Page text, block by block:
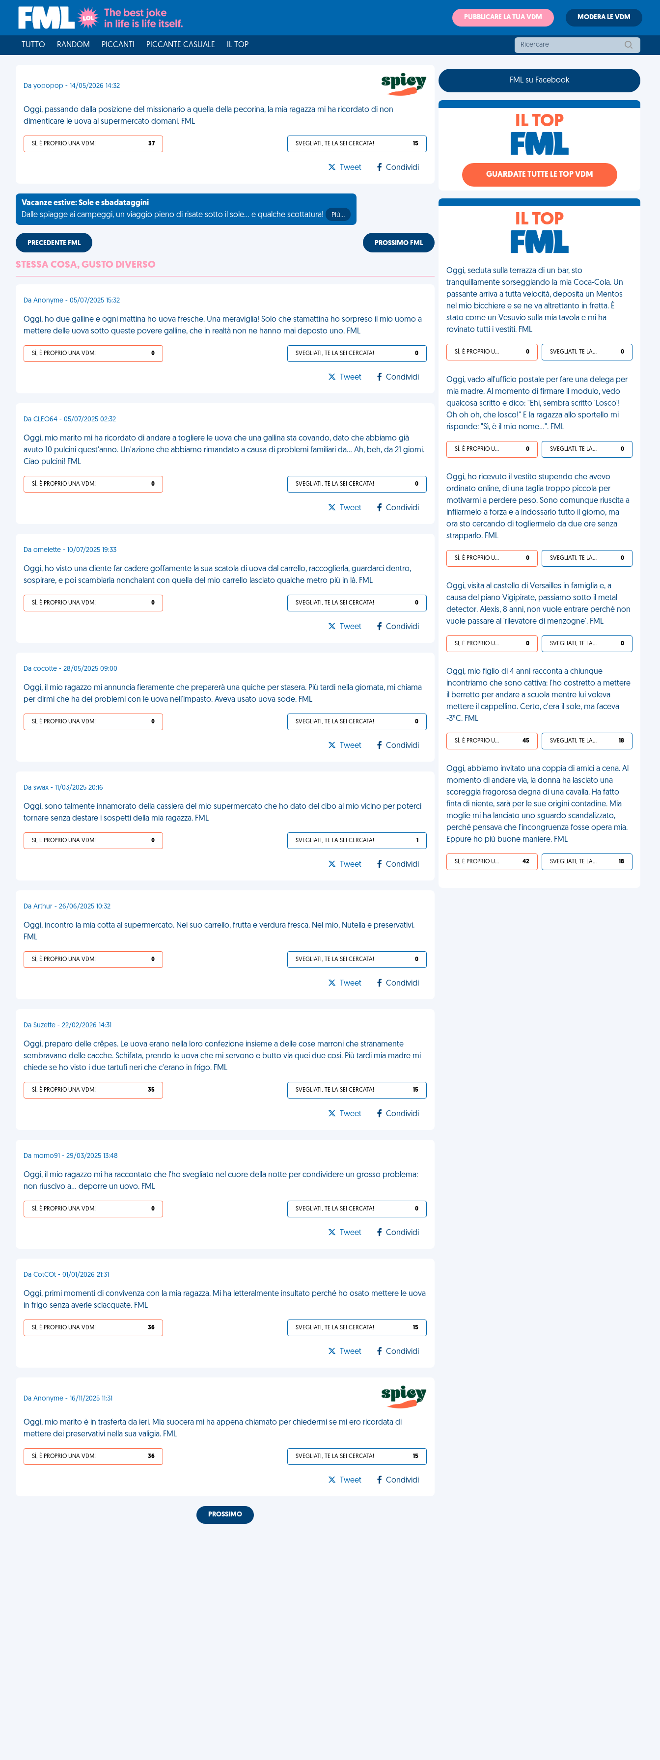
PUBBLICARE LA TUA VDM MODERA LE VDM
TUTTO RANDOM PICCANTI PICCANTE CASUALE IL TOP
Da yopopop - 14/05/2026 14:32
Oggi, passando dalla posizione del missionario a quella della pecorina, la mia ragazza mi ha ricordato di non
dimenticare le uova al supermercato domani. FML
SÌ, È PROPRIO UNA VDM! 37 SVEGLIATI, TE LA SEI CERCATA! 15
Tweet Condividi
Vacanze estive: Sole e sbadataggini
Dalle spiagge ai campeggi, un viaggio pieno di risate sotto il sole... e qualche scottatura!
Più…
PRECEDENTE FML PROSSIMO FML
STESSA COSA, GUSTO DIVERSO
Da Anonyme - 05/07/2025 15:32
Oggi, ho due galline e ogni mattina ho uova fresche. Una meraviglia! Solo che stamattina ho sorpreso il mio uomo a
mettere delle uova sotto queste povere galline, che in realtà non ne hanno mai deposto uno. FML
SÌ, È PROPRIO UNA VDM! 0 SVEGLIATI, TE LA SEI CERCATA! 0
Tweet Condividi
Da CLEO64 - 05/07/2025 02:32
Oggi, mio marito mi ha ricordato di andare a togliere le uova che una gallina sta covando, dato che abbiamo già
avuto 10 pulcini quest'anno. Un'azione che abbiamo rimandato a causa di problemi familiari da... Ah, beh, da 21 giorni.
Ciao pulcini! FML
SÌ, È PROPRIO UNA VDM! 0 SVEGLIATI, TE LA SEI CERCATA! 0
Tweet Condividi
Da omelette - 10/07/2025 19:33
Oggi, ho visto una cliente far cadere goffamente la sua scatola di uova dal carrello, raccoglierla, guardarci dentro,
sospirare, e poi scambiarla nonchalant con quella del mio carrello lasciato qualche metro più in là. FML
SÌ, È PROPRIO UNA VDM! 0 SVEGLIATI, TE LA SEI CERCATA! 0
Tweet Condividi
Da cocotte - 28/05/2025 09:00
Oggi, il mio ragazzo mi annuncia fieramente che preparerà una quiche per stasera. Più tardi nella giornata, mi chiama
per dirmi che ha dei problemi con le uova nell'impasto. Aveva usato uova sode. FML
SÌ, È PROPRIO UNA VDM! 0 SVEGLIATI, TE LA SEI CERCATA! 0
Tweet Condividi
Da swax - 11/03/2025 20:16
Oggi, sono talmente innamorato della cassiera del mio supermercato che ho dato del cibo al mio vicino per poterci
tornare senza destare i sospetti della mia ragazza. FML
SÌ, È PROPRIO UNA VDM! 0 SVEGLIATI, TE LA SEI CERCATA! 1
Tweet Condividi
Da Arthur - 26/06/2025 10:32
Oggi, incontro la mia cotta al supermercato. Nel suo carrello, frutta e verdura fresca. Nel mio, Nutella e preservativi.
FML
SÌ, È PROPRIO UNA VDM! 0 SVEGLIATI, TE LA SEI CERCATA! 0
Tweet Condividi
Da Suzette - 22/02/2026 14:31
Oggi, preparo delle crêpes. Le uova erano nella loro confezione insieme a delle cose marroni che stranamente
sembravano delle cacche. Schifata, prendo le uova che mi servono e butto via quei due cosi. Più tardi mia madre mi
chiede se ho visto i due tartufi neri che c'erano in frigo. FML
SÌ, È PROPRIO UNA VDM! 35 SVEGLIATI, TE LA SEI CERCATA! 15
Tweet Condividi
Da momo91 - 29/03/2025 13:48
Oggi, il mio ragazzo mi ha raccontato che l'ho svegliato nel cuore della notte per condividere un grosso problema:
non riuscivo a... deporre un uovo. FML
SÌ, È PROPRIO UNA VDM! 0 SVEGLIATI, TE LA SEI CERCATA! 0
Tweet Condividi
Da CotCOt - 01/01/2026 21:31
Oggi, primi momenti di convivenza con la mia ragazza. Mi ha letteralmente insultato perché ho osato mettere le uova
in frigo senza averle sciacquate. FML
SÌ, È PROPRIO UNA VDM! 36 SVEGLIATI, TE LA SEI CERCATA! 15
Tweet Condividi
Da Anonyme - 16/11/2025 11:31
Oggi, mio marito è in trasferta da ieri. Mia suocera mi ha appena chiamato per chiedermi se mi ero ricordata di
mettere dei preservativi nella sua valigia. FML
SÌ, È PROPRIO UNA VDM! 36 SVEGLIATI, TE LA SEI CERCATA! 15
Tweet Condividi
PROSSIMO
FML su Facebook
IL TOP
GUARDATE TUTTE LE TOP VDM
IL TOP
Oggi, seduta sulla terrazza di un bar, sto
tranquillamente sorseggiando la mia Coca-Cola. Un
passante arriva a tutta velocità, deposita un Mentos
nel mio bicchiere e se ne va altrettanto in fretta. È
stato come un Vesuvio sulla mia tavola e mi ha
rovinato tutti i vestiti. FML
SÌ, È PROPRIO UNA VDM! 0 SVEGLIATI, TE LA SEI CERCATA! 0
Oggi, vado all'ufficio postale per fare una delega per
mia madre. Al momento di firmare il modulo, vedo
qualcosa scritto e dico: "Ehi, sembra scritto 'Losco'!
Oh oh oh, che losco!" E la ragazza allo sportello mi
risponde: "Sì, è il mio nome...". FML
SÌ, È PROPRIO UNA VDM! 0 SVEGLIATI, TE LA SEI CERCATA! 0
Oggi, ho ricevuto il vestito stupendo che avevo
ordinato online, di una taglia troppo piccola per
motivarmi a perdere peso. Sono comunque riuscita a
infilarmelo a forza e a indossarlo tutto il giorno, ma
ora sto cercando di togliermelo da due ore senza
strapparlo. FML
SÌ, È PROPRIO UNA VDM! 0 SVEGLIATI, TE LA SEI CERCATA! 0
Oggi, visita al castello di Versailles in famiglia e, a
causa del piano Vigipirate, passiamo sotto il metal
detector. Alexis, 8 anni, non vuole entrare perché non
vuole passare al 'rilevatore di menzogne'. FML
SÌ, È PROPRIO UNA VDM! 0 SVEGLIATI, TE LA SEI CERCATA! 0
Oggi, mio figlio di 4 anni racconta a chiunque
incontriamo che sono cattiva: l'ho costretto a mettere
il berretto per andare a scuola mentre lui voleva
mettere il cappellino. Certo, c'era il sole, ma faceva
-3°C. FML
SÌ, È PROPRIO UNA VDM! 45 SVEGLIATI, TE LA SEI CERCATA! 18
Oggi, abbiamo invitato una coppia di amici a cena. Al
momento di andare via, la donna ha lasciato una
scoreggia fragorosa degna di una cavalla. Ha fatto
finta di niente, sarà per le sue origini contadine. Mia
moglie mi ha lanciato uno sguardo scandalizzato,
perché pensava che l'incongruenza fosse opera mia.
Eppure ho più buone maniere. FML
SÌ, È PROPRIO UNA VDM! 42 SVEGLIATI, TE LA SEI CERCATA! 18